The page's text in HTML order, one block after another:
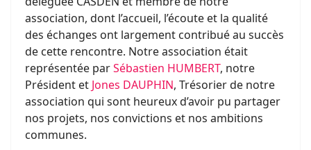
association, dont l’accueil, l’écoute et la qualité
des échanges ont largement contribué au succès
de cette rencontre. Notre association était
représentée parSébastien HUMBERT, notre
Président et Jones DAUPHIN, Trésorier de notre
association qui sont heureux d’avoir pu partager
nos projets, nos convictions et nos ambitions
communes.